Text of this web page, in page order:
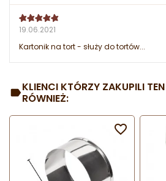
19.06.2021
Kartonik na tort - służy do tortów...
KLIENCI KTÓRZY ZAKUPILI
RÓWNIEŻ:
